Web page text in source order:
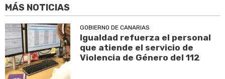
MÁS NOTICIAS
GOBIERNO DE CANARIAS
Igualdad refuerza el personal
que atiende el servicio de
Violencia de Género del 112